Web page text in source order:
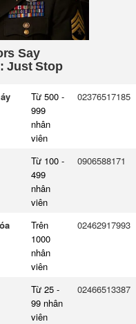
Từ 500 -
999
nhân
viên
02376517185
Từ 100 -
499
nhân
viên
0906588171
Trên
1000
nhân
viên
02462917993
Từ 25 -
99 nhân
viên
02466513387